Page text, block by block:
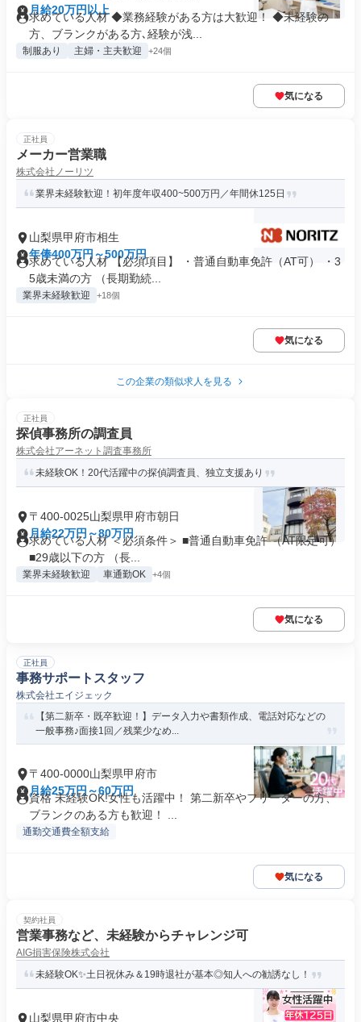
月給20万円以上
求めている人材 ◆業務経験がある方は大歓迎！ ◆未経験の
方、ブランクがある方､経験が浅...
制服あり 主婦・主夫歓迎 +24個
気になる
正社員
メーカー営業職
株式会社ノーリツ
業界未経験歓迎！初年度年収400~500万円／年間休125日
山梨県甲府市相生
年俸400万円～500万円
求めている人材 【必須項目】 ・普通自動車免許（AT可） ・3
5歳未満の方 （長期勤続...
業界未経験歓迎 +18個
気になる
この企業の類似求人を見る
正社員
探偵事務所の調査員
株式会社アーネット調査事務所
未経験OK！20代活躍中の探偵調査員、独立支援あり
〒400-0025山梨県甲府市朝日
月給22万円～80万円
求めている人材 ＜必須条件＞ ■普通自動車免許 （AT限定可）
■29歳以下の方 （長...
業界未経験歓迎 車通勤OK +4個
気になる
正社員
事務サポートスタッフ
株式会社エイジェック
【第二新卒・既卒歓迎！】データ入力や書類作成、電話対応などの
一般事務♪面接1回／残業少なめ...
〒400-0000山梨県甲府市
月給25万円～60万円
資格 未経験OK!女性も活躍中！ 第二新卒やフリーターの方、
ブランクのある方も歓迎！ ...
通勤交通費全額支給
気になる
契約社員
営業事務など、未経験からチャレンジ可
AIG損害保険株式会社
未経験OK✨土日祝休み＆19時退社が基本◎知人への勧誘なし！
山梨県甲府市中央